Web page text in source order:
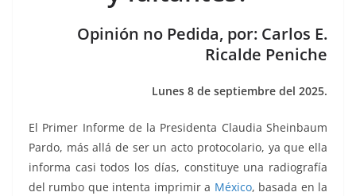
Opinión no Pedida, por: Carlos E.
Ricalde Peniche
Lunes 8 de septiembre del 2025.
El Primer Informe de la Presidenta Claudia Sheinbaum
Pardo, más allá de ser un acto protocolario, ya que ella
informa casi todos los días, constituye una radiografía
del rumbo que intenta imprimir a México, basada en la